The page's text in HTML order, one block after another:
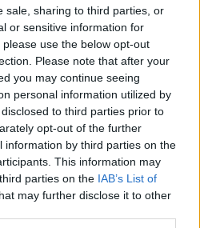
sale, sharing to third parties, or
or sensitive information for
use the below opt-out
Please note that after your
you may continue seeing
personal information utilized by
to third parties prior to
opt-out of the further
information by third parties on the
This information may
parties on the IAB’s List of
may further disclose it to other
EXCLUSIV
20.05.2026